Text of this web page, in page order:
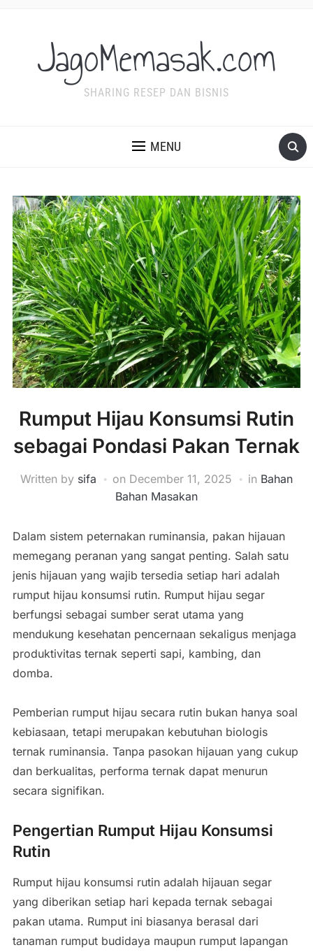
JagoMemasak.com
SHARING RESEP DAN BISNIS
MENU
Rumput Hijau Konsumsi Rutin
sebagai Pondasi Pakan Ternak
Written by sifa on December 11, 2025 in Bahan
Bahan Masakan
Dalam sistem peternakan ruminansia, pakan hijauan
memegang peranan yang sangat penting. Salah satu
jenis hijauan yang wajib tersedia setiap hari adalah
rumput hijau konsumsi rutin. Rumput hijau segar
berfungsi sebagai sumber serat utama yang
mendukung kesehatan pencernaan sekaligus menjaga
produktivitas ternak seperti sapi, kambing, dan
domba.
Pemberian rumput hijau secara rutin bukan hanya soal
kebiasaan, tetapi merupakan kebutuhan biologis
ternak ruminansia. Tanpa pasokan hijauan yang cukup
dan berkualitas, performa ternak dapat menurun
secara signifikan.
Pengertian Rumput Hijau Konsumsi
Rutin
Rumput hijau konsumsi rutin adalah hijauan segar
yang diberikan setiap hari kepada ternak sebagai
pakan utama. Rumput ini biasanya berasal dari
tanaman rumput budidaya maupun rumput lapangan